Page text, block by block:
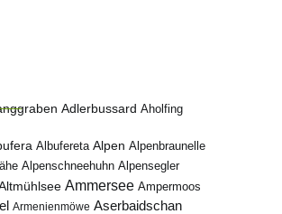
Adlerbussard Aholfing
Albufereta Alpen Alpenbraunelle
Alpenschneehuhn Alpensegler
Ammersee Ampermoos
Armenienmöwe Aserbaidschan